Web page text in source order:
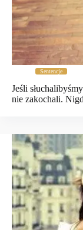
Sentencje
Jeśli
nie zakochali.